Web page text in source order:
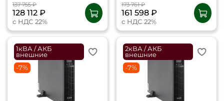
137 755 ₽
128 112 ₽
с НДС 22%
173 761 ₽
161 598 ₽
с НДС 22%
1кВА / АКБ
внешние
-7%
2кВА / АКБ
внешние
-7%